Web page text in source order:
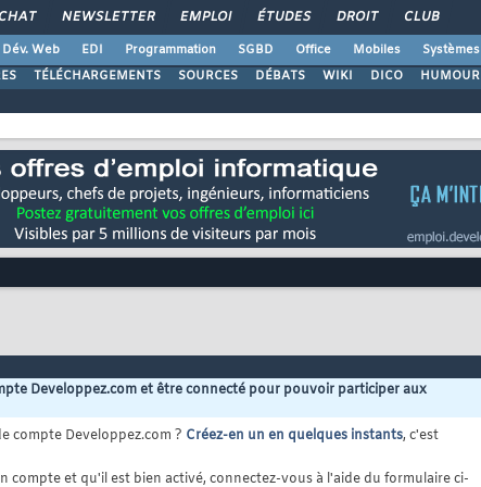
CHAT NEWSLETTER EMPLOI ÉTUDES DROIT CLUB
Dév. Web EDI Programmation SGBD Office Mobiles
Systèmes
TÉLÉCHARGEMENTS SOURCES DÉBATS WIKI DICO HUMOUR
Developpez.com et être connecté pour pouvoir participer aux
compte Developpez.com ? Créez-en un en quelques instants, c'est
compte et qu'il est bien activé, connectez-vous à l'aide du formulaire ci-